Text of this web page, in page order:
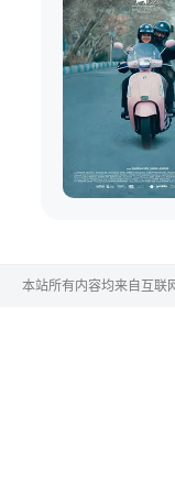
本站所有内容均来自互联